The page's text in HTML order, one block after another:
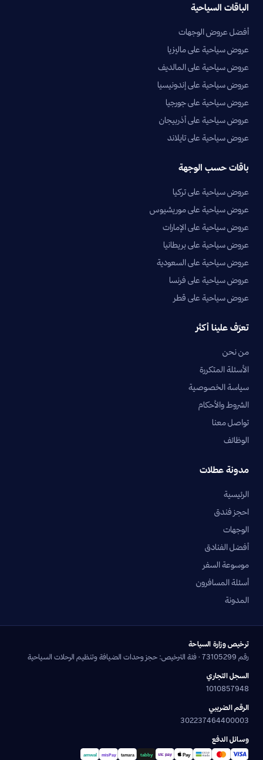
الباقات السياحية
أفضل عروض الوجهات
عروض سياحية على ماليزيا
عروض سياحية على المالديف
عروض سياحية على إندونيسيا
عروض سياحية على جورجيا
عروض سياحية على أذربيجان
عروض سياحية على تايلاند
باقات حسب الوجهة
عروض سياحية على تركيا
عروض سياحية على موريشيوس
عروض سياحية على الإمارات
عروض سياحية على بريطانيا
عروض سياحية على السعودية
عروض سياحية على فرنسا
عروض سياحية على قطر
تعرّف علينا أكثر
من نحن
الأسئلة المتكررة
سياسة الخصوصية
الشروط والأحكام
تواصل معنا
الوظائف
مدونة عطلات
الرئيسية
احجز فندق
الوجهات
أفضل الفنادق
موسوعة السفر
أسئلة المسافرون
المدونة
ترخيص وزارة السياحة
رقم 73105299 · فئة الترخيص: حجز وحدات الضيافة وتنظيم الرحلات السياحية
السجل التجاري
1010857948
الرقم الضريبي
302237464400003
وسائل الدفع